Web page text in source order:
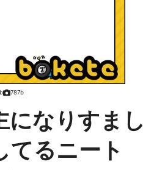
787b
になりすまし
てるニート